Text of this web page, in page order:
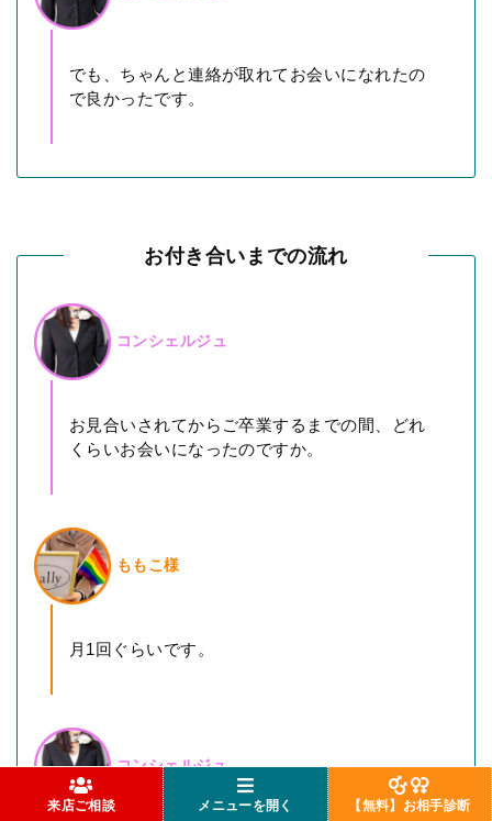
でも、ちゃんと連絡が取れてお会いになれたの
で良かったです。
お付き合いまでの流れ
コンシェルジュ
お見合いされてからご卒業するまでの間、どれ
くらいお会いになったのですか。
ももこ様
月1回ぐらいです。
コンシェルジュ
来店ご相談 メニューを開く 【無料】お相手診断